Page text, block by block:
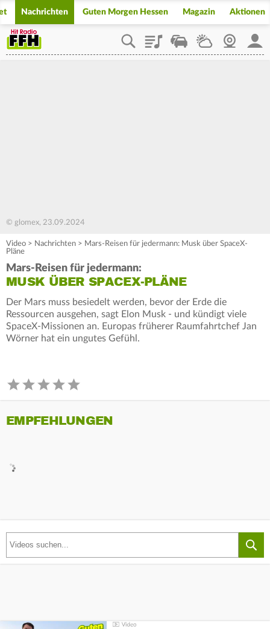
Nachrichten Guten Morgen Hessen Magazin Aktionen
PlaylistStaupilotWetterWebcam
© glomex, 23.09.2024
Video > Nachrichten > Mars-Reisen für jedermann: Musk über SpaceX-
Pläne
Mars-Reisen für jedermann:
MUSK ÜBER SPACEX-PLÄNE
Der Mars muss besiedelt werden, bevor der Erde die
Ressourcen ausgehen, sagt Elon Musk - und kündigt viele
SpaceX-Missionen an. Europas früherer Raumfahrtchef Jan
Wörner hat ein ungutes Gefühl.
EMPFEHLUNGEN